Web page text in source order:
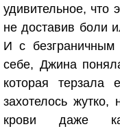
удивительное,
не доставив боли
И с безграничным
себе, Джина
которая
захотелось
крови даже